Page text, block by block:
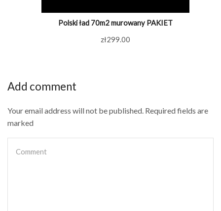
Polski ład 70m2 murowany PAKIET
zł299.00
Add comment
Your email address will not be published. Required fields are
marked